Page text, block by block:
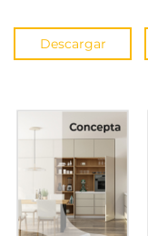
Descargar